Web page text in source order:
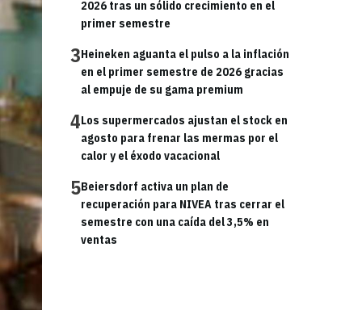
2026 tras un sólido crecimiento en el
primer semestre
3Heineken aguanta el pulso a la inflación
en el primer semestre de 2026 gracias
al empuje de su gama premium
4Los supermercados ajustan el stock en
agosto para frenar las mermas por el
calor y el éxodo vacacional
5Beiersdorf activa un plan de
recuperación para NIVEA tras cerrar el
semestre con una caída del 3,5% en
ventas